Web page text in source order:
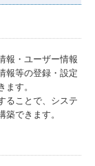
報・ユーザー情報
報等の登録・設定
す。
ることで、システ
できます。